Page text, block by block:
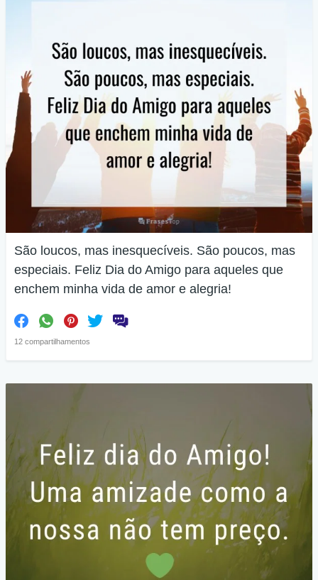
São loucos, mas inesquecíveis. São poucos, mas
especiais. Feliz Dia do Amigo para aqueles que
enchem minha vida de amor e alegria!
12 compartilhamentos